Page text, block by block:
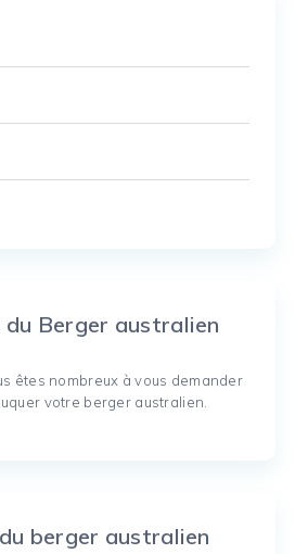
du Berger australien
êtes nombreux à vous demander
votre berger australien.
berger australien